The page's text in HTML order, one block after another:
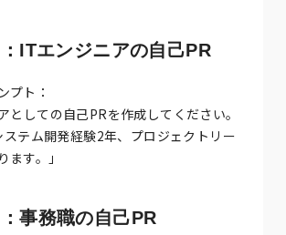
ITエンジニアの自己PR
プト：
としての自己PRを作成してください。
テム開発経験2年、プロジェクトリー
ます。」
事務職の自己PR